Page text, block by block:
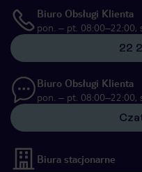
Biuro Obsługi Klienta
pon. – pt. 08:00–22:00,
22
Biuro Obsługi Klienta
pon. – pt. 08:00–22:00,
Biura stacjonarne